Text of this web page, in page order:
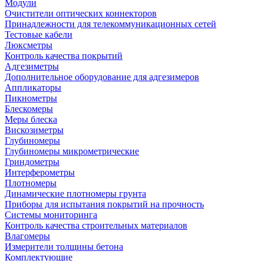
Модули
Очистители оптических коннекторов
Принадлежности для телекоммуникационных сетей
Тестовые кабели
Люксметры
Контроль качества покрытий
Адгезиметры
Дополнительное оборудование для адгезимеров
Аппликаторы
Пикнометры
Блескомеры
Меры блеска
Вискозиметры
Глубиномеры
Глубиномеры микрометрические
Гриндометры
Интерферометры
Плотномеры
Динамические плотномеры грунта
Приборы для испытания покрытий на прочность
Системы мониторинга
Контроль качества строительных материалов
Влагомеры
Измерители толщины бетона
Комплектующие